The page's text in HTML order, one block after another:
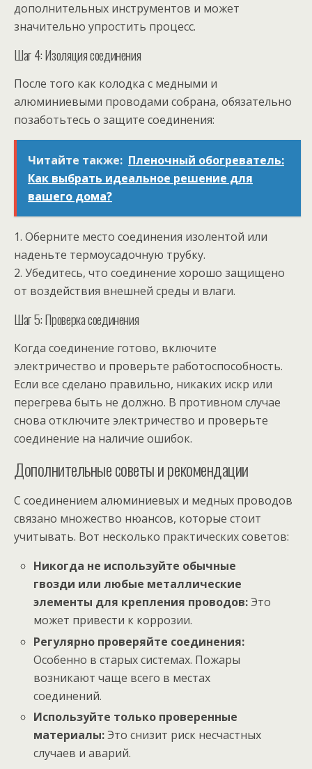
дополнительных инструментов и может
значительно упростить процесс.
Шаг 4: Изоляция соединения
После того как колодка с медными и
алюминиевыми проводами собрана, обязательно
позаботьтесь о защите соединения:
Читайте также: Пленочный обогреватель:
Как выбрать идеальное решение для
вашего дома?
1. Оберните место соединения изолентой или
наденьте термоусадочную трубку.
2. Убедитесь, что соединение хорошо защищено
от воздействия внешней среды и влаги.
Шаг 5: Проверка соединения
Когда соединение готово, включите
электричество и проверьте работоспособность.
Если все сделано правильно, никаких искр или
перегрева быть не должно. В противном случае
снова отключите электричество и проверьте
соединение на наличие ошибок.
Дополнительные советы и рекомендации
С соединением алюминиевых и медных проводов
связано множество нюансов, которые стоит
учитывать. Вот несколько практических советов:
Никогда не используйте обычные
гвозди или любые металлические
элементы для крепления проводов:Это
может привести к коррозии.
Регулярно проверяйте соединения:
Особенно в старых системах. Пожары
возникают чаще всего в местах
соединений.
Используйте только проверенные
материалы:Это снизит риск несчастных
случаев и аварий.